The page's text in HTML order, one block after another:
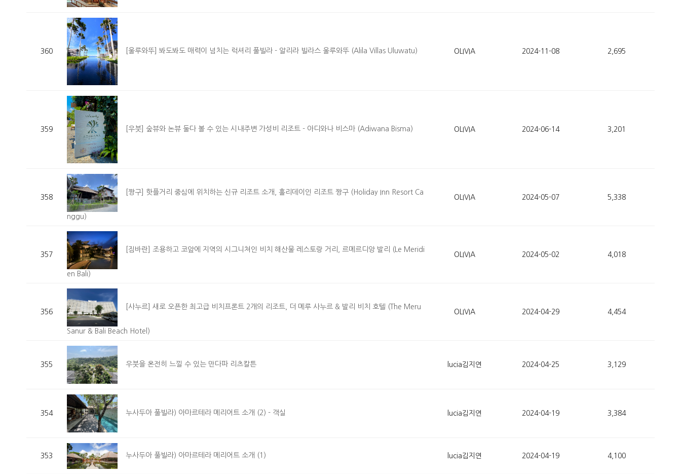
360 [울루와뚜] 봐도봐도 매력이 넘치는 럭셔리 풀빌라 - 알리라 빌라스 울루와뚜 (Alila Villas Uluwatu) OLIVIA 2024-11-08 2,695
359 [우붓] 숲뷰와 논뷰 둘다 볼 수 있는 시내주변 가성비 리조트 - 아디와나 비스마 (Adiwana Bisma) OLIVIA 2024-06-14 3,201
358
[짱구] 핫플거리 중심에 위치하는 신규 리조트 소개, 홀리데이인 리조트 짱구 (Holiday Inn Resort Ca
nggu)
OLIVIA 2024-05-07 5,338
357
[짐바란] 조용하고 코앞에 지역의 시그니쳐인 비치 해산물 레스토랑 거리, 르메르디앙 발리 (Le Meridi
en Bali)
OLIVIA 2024-05-02 4,018
356
[사누르] 새로 오픈한 최고급 비치프론트 2개의 리조트, 더 메루 사누르 & 발리 비치 호텔 (The Meru
Sanur & Bali Beach Hotel)
OLIVIA 2024-04-29 4,454
355 우붓을 온전히 느낄 수 있는 만다파 리츠칼튼 lucia김지연 2024-04-25 3,129
354 누사두아 풀빌라) 아마르테라 메리어트 소개 (2) - 객실 lucia김지연 2024-04-19 3,384
353 누사두아 풀빌라) 아마르테라 메리어트 소개 (1) lucia김지연 2024-04-19 4,100